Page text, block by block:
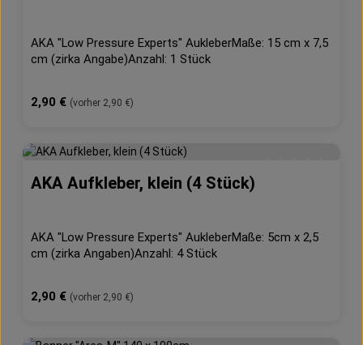
AKA "Low Pressure Experts" AukleberMaße: 15 cm x 7,5
cm (zirka Angabe)Anzahl: 1 Stück
Regulärer Preis:
2,90 € (vorher 2,90 €)
AKA Aufkleber, klein (4 Stück)
AKA "Low Pressure Experts" AukleberMaße: 5cm x 2,5
cm (zirka Angaben)Anzahl: 4 Stück
Regulärer Preis:
2,90 € (vorher 2,90 €)